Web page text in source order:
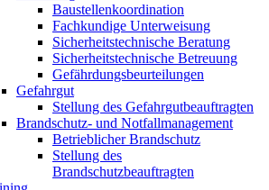
Baustellenkoordination
Fachkundige Unterweisung
Sicherheitstechnische Beratung
Sicherheitstechnische Betreuung
Gefährdungsbeurteilungen
Gefahrgut
Stellung des Gefahrgutbeauftragten
Brandschutz- und Notfallmanagement
Betrieblicher Brandschutz
Stellung des
Brandschutzbeauftragten